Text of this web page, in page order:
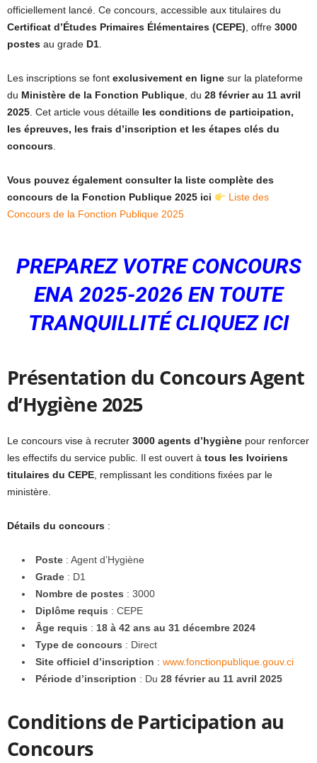
officiellement lancé. Ce concours, accessible aux titulaires du
Certificat d’Études Primaires Élémentaires (CEPE), offre 3000
postes au grade D1.
Les inscriptions se font exclusivement en ligne sur la plateforme
du Ministère de la Fonction Publique, du 28 février au 11 avril
2025. Cet article vous détaille les conditions de participation,
les épreuves, les frais d’inscription et les étapes clés du
concours.
Vous pouvez également consulter la liste complète des
concours de la Fonction Publique 2025 ici
Liste des
Concours de la Fonction Publique 2025
PREPAREZ VOTRE CONCOURS
ENA 2025-2026 EN TOUTE
TRANQUILLITÉ CLIQUEZ ICI
Présentation du Concours Agent
d’Hygiène 2025
Le concours vise à recruter 3000 agents d’hygiène pour renforcer
les effectifs du service public. Il est ouvert à tous les Ivoiriens
titulaires du CEPE, remplissant les conditions fixées par le
ministère.
Détails du concours :
Poste : Agent d’Hygiène
Grade : D1
Nombre de postes : 3000
Diplôme requis : CEPE
Âge requis : 18 à 42 ans au 31 décembre 2024
Type de concours : Direct
Site officiel d’inscription : www.fonctionpublique.gouv.ci
Période d’inscription : Du 28 février au 11 avril 2025
Conditions de Participation au
Concours